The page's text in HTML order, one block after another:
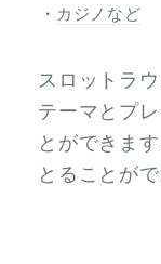
カジノなど
スロットラ
テーマとプ
とができま
とることがで